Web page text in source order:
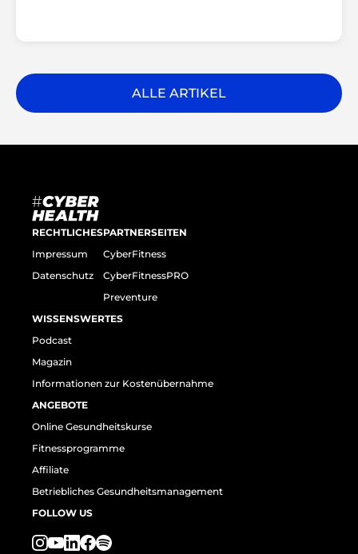
ALLE ARTIKEL
RECHTLICHES
Impressum
Datenschutz
PARTNERSEITEN
CyberFitness
CyberFitnessPRO
Preventure
WISSENSWERTES
Podcast
Magazin
Informationen zur Kostenübernahme
ANGEBOTE
Online Gesundheitskurse
Fitnessprogramme
Affiliate
Betriebliches Gesundheitsmanagement
FOLLOW US